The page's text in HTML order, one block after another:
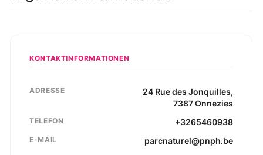
KONTAKTINFORMATIONEN
ADRESSE 24 Rue des Jonquilles,
7387 Onnezies
TELEFON +3265460938
E-MAIL parcnaturel@pnph.be